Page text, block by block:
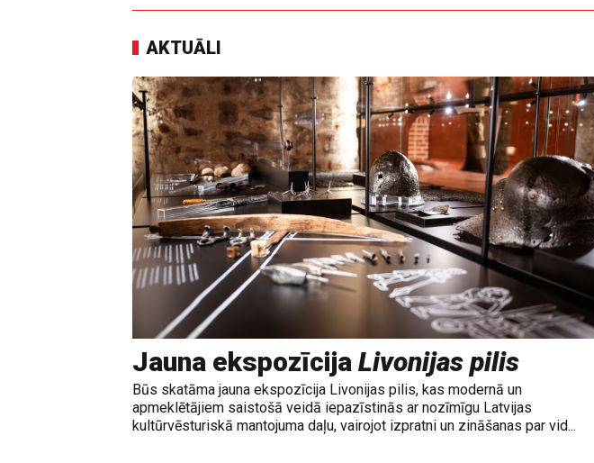
AKTUĀLI
Jauna ekspozīcija Livonijas pilis
Būs skatāma jauna ekspozīcija Livonijas pilis, kas modernā un
apmeklētājiem saistošā veidā iepazīstinās ar nozīmīgu Latvijas
kultūrvēsturiskā mantojuma daļu, vairojot izpratni un zināšanas par vid...